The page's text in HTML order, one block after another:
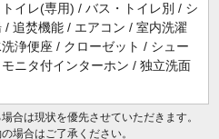
イレ(専用) / バス・トイレ別 / シ
/ 追焚機能 / エアコン / 室内洗濯
浄便座 / クローゼット / シュー
ニタ付インターホン / 独立洗面
合は現状を優先させていただきます。
場合はご了承ください。